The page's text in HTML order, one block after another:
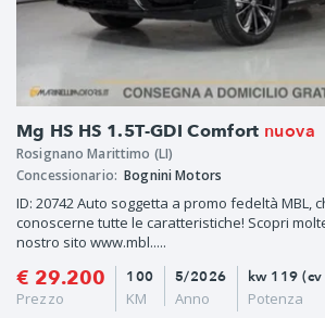
Mg HS HS 1.5T-GDI Comfort nuova
Rosignano Marittimo (LI)
Concessionario: Bognini Motors
ID: 20742 Auto soggetta a promo fedeltà MBL,
conoscerne tutte le caratteristiche! Scopri
nostro sito www.mbl.....
€ 29.200
Prezzo
5/2026
Anno
100
KM
kw 119
Potenza